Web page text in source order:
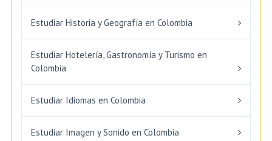
Estudiar Historia y Geografía en Colombia
Estudiar Hotelería, Gastronomía y Turismo en
Colombia
Estudiar Idiomas en Colombia
Estudiar Imagen y Sonido en Colombia